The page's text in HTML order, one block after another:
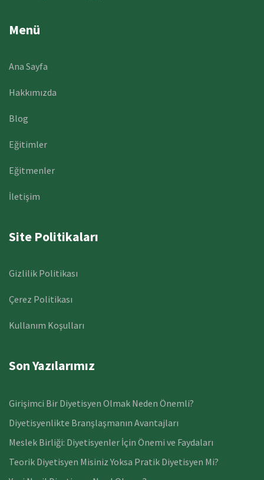
Menü
Ana Sayfa
Hakkımızda
Blog
Eğitimler
Eğitmenler
İletişim
Site Politikaları
Gizlilik Politikası
Çerez Politikası
Kullanım Koşulları
Son Yazılarımız
Girişimci Bir Diyetisyen Olmak Neden Önemli?
Diyetisyenlikte Branşlaşmanın Avantajları
Meslek Birliği: Diyetisyenler İçin Önemi ve Faydaları
Teorik Diyetisyen Misiniz Yoksa Pratik Diyetisyen Mi?